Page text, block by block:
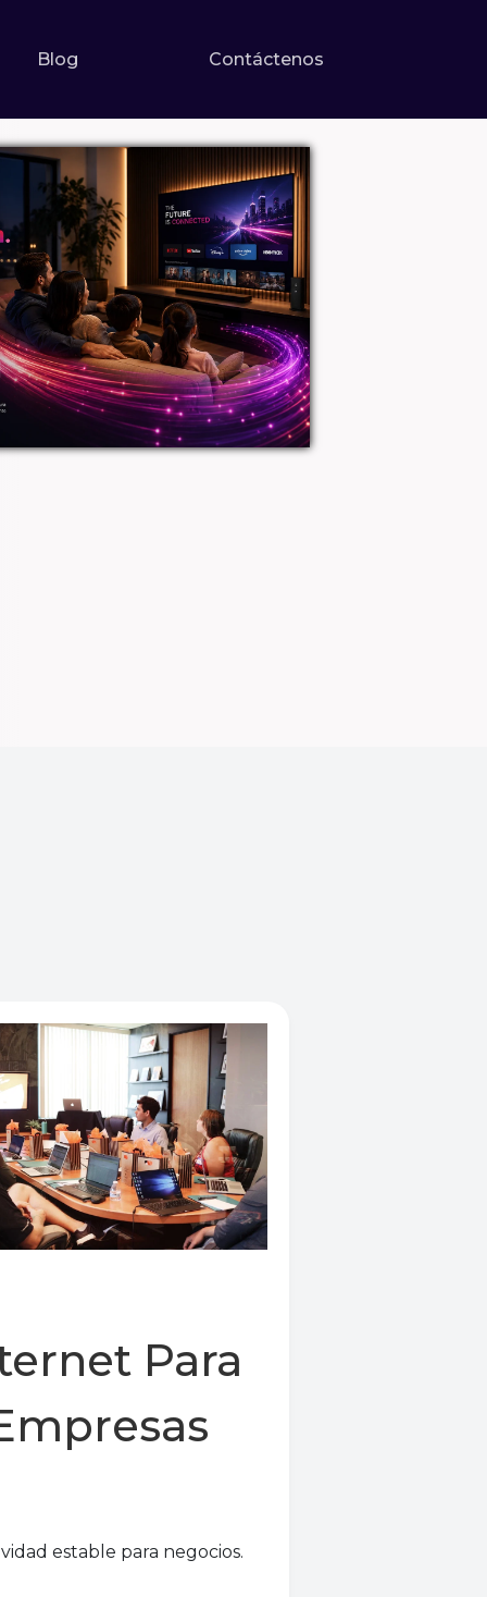
Blog Contáctenos
Para
estable para negocios.